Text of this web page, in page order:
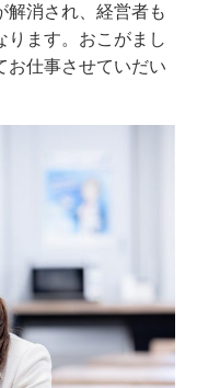
解消され、経営者も
ります。おこがまし
お仕事させていだい